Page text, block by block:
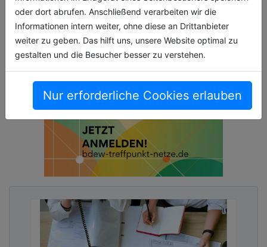
oder dort abrufen. Anschließend verarbeiten wir die
Informationen intern weiter, ohne diese an Drittanbieter
weiter zu geben. Das hilft uns, unsere Website optimal zu
gestalten und die Besucher besser zu verstehen.
Nur erforderliche Cookies erlauben